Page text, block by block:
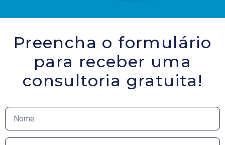
Preencha o formulário
para receber uma
consultoria gratuita!